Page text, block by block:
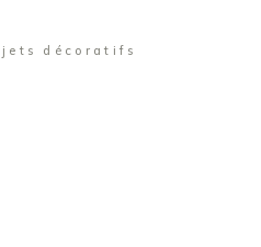
décoratifs